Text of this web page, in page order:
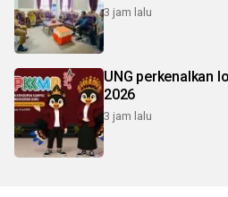
3 jam lalu
UNG perkenalkan
2026
3 jam lalu